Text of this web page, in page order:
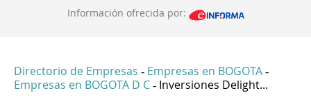
Información ofrecida por:
Directorio de Empresas - Empresas en BOGOTA -
Empresas en BOGOTA D C - Inversiones Delight...